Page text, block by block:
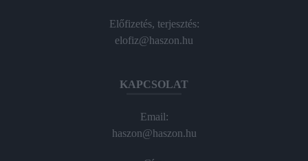
Előfizetés, terjesztés:
elofiz@haszon.hu
KAPCSOLAT
Email:
haszon@haszon.hu